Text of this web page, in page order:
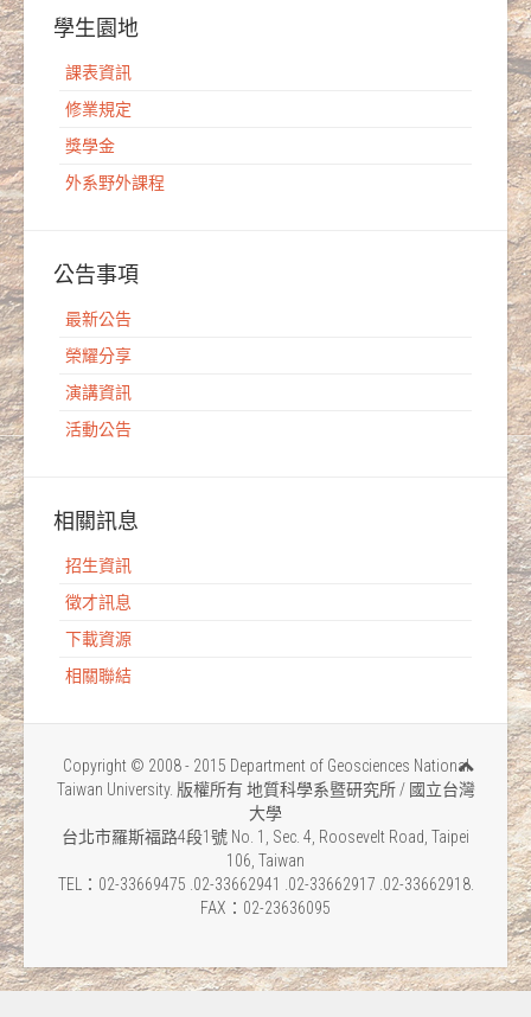
學生園地
課表資訊
修業規定
獎學金
外系野外課程
公告事項
最新公告
榮耀分享
演講資訊
活動公告
相關訊息
招生資訊
徵才訊息
下載資源
相關聯結
Copyright © 2008 - 2015 Department of Geosciences National
Taiwan University. 版權所有 地質科學系暨研究所 / 國立台灣
大學
台北市羅斯福路4段1號 No. 1, Sec. 4, Roosevelt Road, Taipei
106, Taiwan
TEL：02-33669475 .02-33662941 .02-33662917 .02-33662918.
FAX：02-23636095